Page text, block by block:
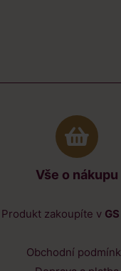
Vše o nákupu
Produkt zakoupíte v
Obchodní